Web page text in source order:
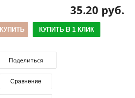
35.20 руб.
КУПИТЬ КУПИТЬ В 1 КЛИК
Поделиться
Сравнение